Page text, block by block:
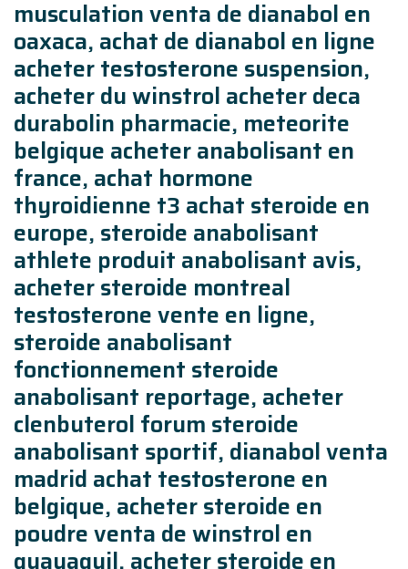
musculation venta de dianabol en
oaxaca, achat de dianabol en ligne
acheter testosterone suspension,
acheter du winstrol acheter deca
durabolin pharmacie, meteorite
belgique acheter anabolisant en
france, achat hormone
thyroidienne t3 achat steroide en
europe, steroide anabolisant
athlete produit anabolisant avis,
acheter steroide montreal
testosterone vente en ligne,
steroide anabolisant
fonctionnement steroide
anabolisant reportage, acheter
clenbuterol forum steroide
anabolisant sportif, dianabol venta
madrid achat testosterone en
belgique, acheter steroide en
poudre venta de winstrol en
guayaquil, acheter steroide en